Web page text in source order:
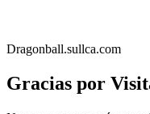
Dragonball.sullca.com
Gracias por